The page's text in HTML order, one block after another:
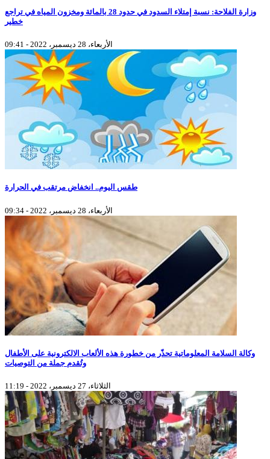
وزارة الفلاحة: نسبة إمتلاء السدود في حدود 28 بالمائة ومخزون المياه في تراجع
خطير
الأربعاء، 28 ديسمبر، 2022 - 09:41
طقس اليوم.. انخفاض مرتقب في الحرارة
الأربعاء، 28 ديسمبر، 2022 - 09:34
وكالة السلامة المعلوماتية تحذّر من خطورة هذه الألعاب الالكترونية على الأطفال
وتُقدم جملة من التوصيات
الثلاثاء، 27 ديسمبر، 2022 - 11:19